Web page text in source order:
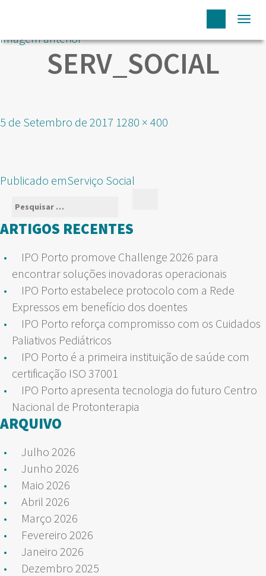
Imagem anterior
SERV_SOCIAL
Publicado
5 de Setembro de 2017 Tamanho
1280 × 400
NAVEGAÇÃO
ARTIGOS
Publicado emServiço Social
Pesquisar
por:
ARTIGOS RECENTES
IPO Porto promove Challenge 2026 para
encontrar soluções inovadoras operacionais
IPO Porto estabelece protocolo com a Rede
Expressos em benefício dos doentes
IPO Porto reforça compromisso com os Cuidados
Paliativos Pediátricos
IPO Porto é a primeira instituição de saúde com
certificação ISO 37001
IPO Porto apresenta tecnologia do futuro Centro
Nacional de Protonterapia
ARQUIVO
Julho 2026
Junho 2026
Maio 2026
Abril 2026
Março 2026
Fevereiro 2026
Janeiro 2026
Dezembro 2025